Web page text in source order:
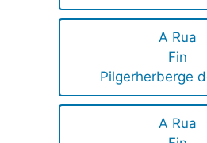
A Rua
Fin
Pilgerherberge
A Rua